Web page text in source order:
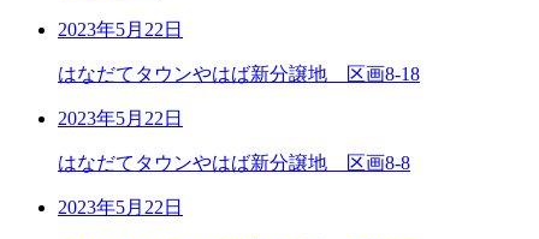
2023年5月22日
はなだてタウンやはば新分譲地 区画8-18
2023年5月22日
はなだてタウンやはば新分譲地 区画8-8
2023年5月22日